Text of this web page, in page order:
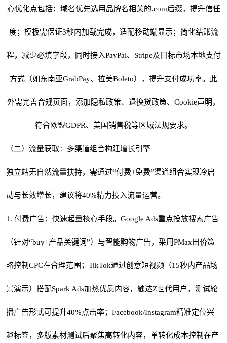
心优化点包括：域名优先选用品牌名相关的.com后缀，提升信任
度；模板需保证3秒内加载完成，适配移动端显示；简化结账流
程，减少必填字段，同时接入PayPal、 Stripe及目标市场本地支付
方式（如东南亚GrabPay、拉美Boleto），提升支付成功率。此
外需完善合规页面，添加隐私政策、退换货政策、 Cookie声明，
符合欧盟GDPR、美国销售税等区域法规要求。
（二）流量获取：多渠道组合构建增长引擎
独立站无自然流量扶持，需通过“付费+免费”渠道组合实现冷启
动与长效增长，建议将40%精力投入流量运营。
1. 付费广告：快速起量核心手段。Google Ads重点投放搜索广告
（针对“buy+产品关键词”）与智能购物广告，采用PMax出价策
略控制CPC在合理范围；TikTok通过创意短视频（15秒内产品场
景演示）搭配Spark Ads加热优质内容，触达Z世代用户，测试轮
播广告形式可提升40%点击率；Facebook/Instagram精准定位兴
趣标签，多版素材测试后聚焦高转化内容，单转化成本控制在产